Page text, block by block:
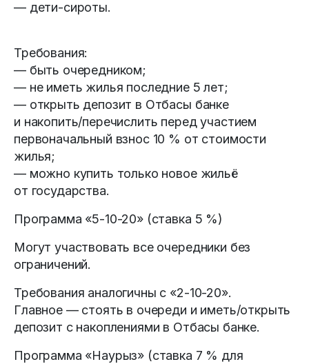
— дети-сироты.
Требования:
— быть очередником;
— не иметь жилья последние 5 лет;
— открыть депозит в Отбасы банке
и накопить/перечислить перед участием
первоначальный взнос 10 % от стоимости
жилья;
— можно купить только новое жильё
от государства.
Программа «5-10-20» (ставка 5 %)
Могут участвовать все очередники без
ограничений.
Требования аналогичны с «2-10-20».
Главное — стоять в очереди и иметь/открыть
депозит с накоплениями в Отбасы банке.
Программа «Наурыз» (ставка 7 % для